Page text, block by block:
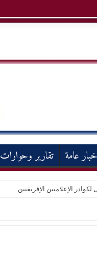
عامة تقارير وحوارات
لكوادر الإعلاميين الإفريقيين